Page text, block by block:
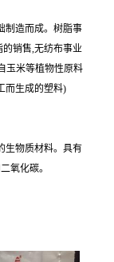
制造而成。树脂事
销售,无纺布事业
玉米等植物性原料
而生成的塑料)
生物质材料。具有
氧化碳。